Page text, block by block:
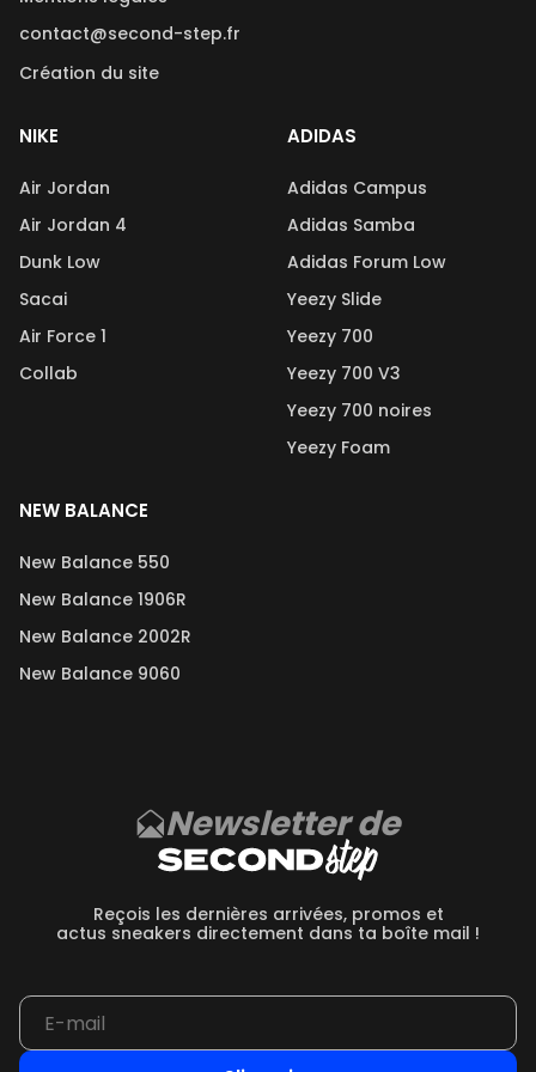
contact@second-step.fr
Création du site
NIKE
Air Jordan
Air Jordan 4
Dunk Low
Sacai
Air Force 1
Collab
ADIDAS
Adidas Campus
Adidas Samba
Adidas Forum Low
Yeezy Slide
Yeezy 700
Yeezy 700 V3
Yeezy 700 noires
Yeezy Foam
NEW BALANCE
New Balance 550
New Balance 1906R
New Balance 2002R
New Balance 9060
Newsletter de
Reçois les dernières arrivées, promos et
actus sneakers directement dans ta boîte mail !